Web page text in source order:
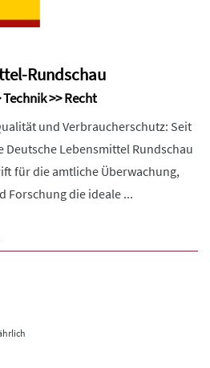
Rundschau
>> Recht
und Verbraucherschutz: Seit
Deutsche Lebensmittel Rundschau
für die amtliche Überwachung,
Forschung die ideale ...